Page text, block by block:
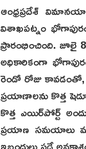
ఆంధ్రప్రదేశ్
విశాఖపట్నం
ప్రారంభించింది.
అధికారికంగా
రెండో రోజు కావడంతో,
ప్రయాణాలను కొత్త
కొత్త ఎయిర్‌పోర్ట్
ప్రయాణ సమయాలు